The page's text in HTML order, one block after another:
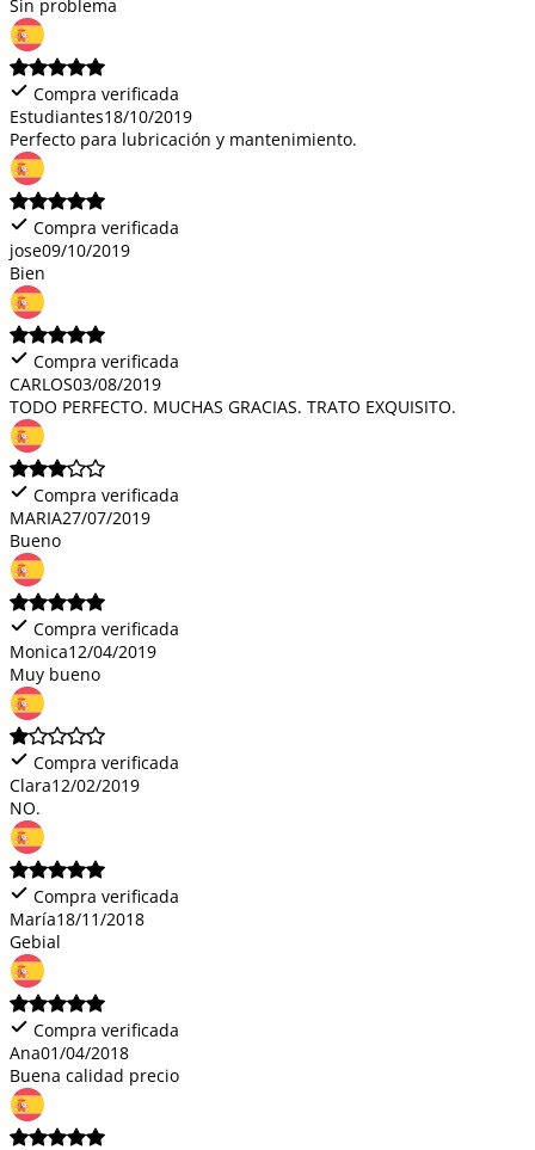
Sin problema
Compra verificada
Estudiantes18/10/2019
Perfecto para lubricación y mantenimiento.
Compra verificada
jose09/10/2019
Bien
Compra verificada
CARLOS03/08/2019
TODO PERFECTO. MUCHAS GRACIAS. TRATO EXQUISITO.
Compra verificada
MARIA27/07/2019
Bueno
Compra verificada
Monica12/04/2019
Muy bueno
Compra verificada
Clara12/02/2019
NO.
Compra verificada
María18/11/2018
Gebial
Compra verificada
Ana01/04/2018
Buena calidad precio